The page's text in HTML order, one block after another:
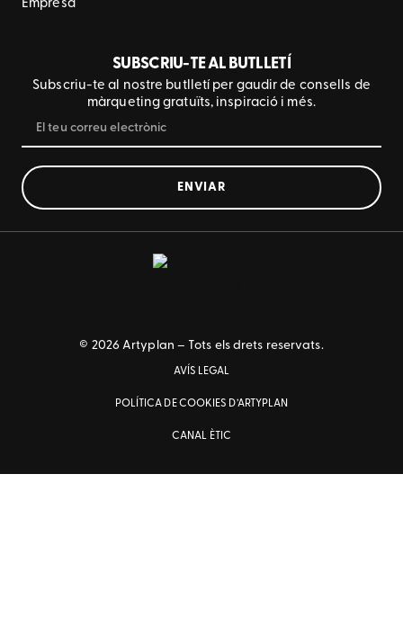
Empresa
SUBSCRIU-TE AL BUTLLETÍ
Subscriu-te al nostre butlletí per gaudir de consells de
màrqueting gratuïts, inspiració i més.
ENVIAR
© 2026 Artyplan – Tots els drets reservats.
AVÍS LEGAL
POLÍTICA DE COOKIES D’ARTYPLAN
CANAL ÈTIC